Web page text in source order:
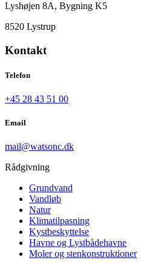
Lyshøjen 8A, Bygning K5
8520 Lystrup
Kontakt
Telefon
+45 28 43 51 00
Email
mail@watsonc.dk
Rådgivning
Grundvand
Vandløb
Natur
Klimatilpasning
Kystbeskyttelse
Havne og Lystbådehavne
Moler og stenkonstruktioner